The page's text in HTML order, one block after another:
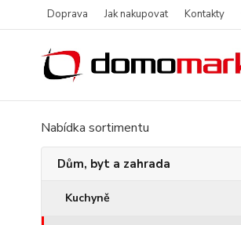
Doprava Jak nakupovat Kontakty
Nabídka sortimentu
Dům, byt a zahrada
Kuchyně